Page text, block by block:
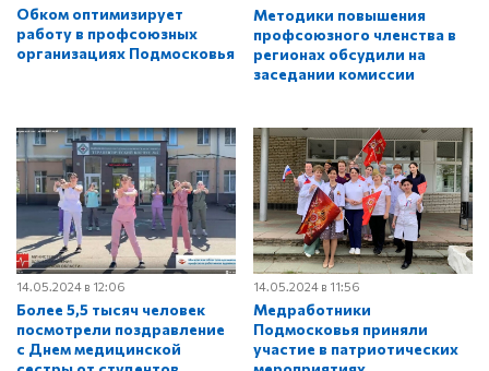
Обком оптимизирует
работу в профсоюзных
организациях Подмосковья
Методики повышения
профсоюзного членства в
регионах обсудили на
заседании комиссии
14.05.2024 в 12:06
Более 5,5 тысяч человек
посмотрели поздравление
с Днем медицинской
14.05.2024 в 11:56
Медработники
Подмосковья приняли
участие в патриотических